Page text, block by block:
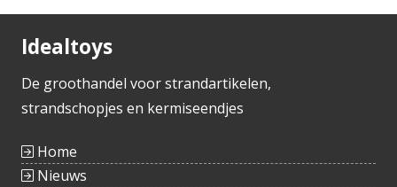
Idealtoys
De groothandel voor strandartikelen,
strandschopjes en kermiseendjes
Home
Nieuws